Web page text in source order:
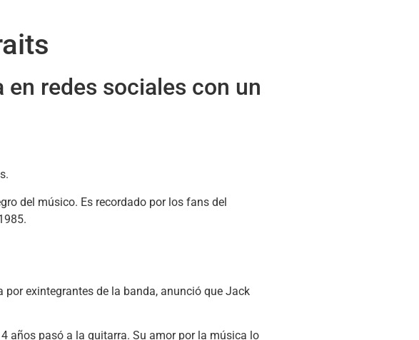
redes sociales con un
del músico. Es recordado por los fans del
exintegrantes de la banda, anunció que Jack
años pasó a la guitarra. Su amor por la música lo